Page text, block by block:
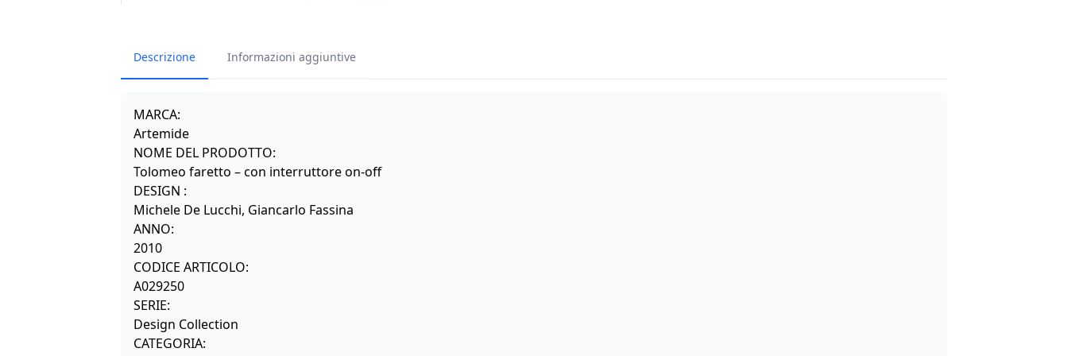
Descrizione Informazioni aggiuntive
MARCA:
Artemide
NOME DEL PRODOTTO:
Tolomeo faretto – con interruttore on-off
DESIGN :
Michele De Lucchi, Giancarlo Fassina
ANNO:
2010
CODICE ARTICOLO:
A029250
SERIE:
Design Collection
CATEGORIA: